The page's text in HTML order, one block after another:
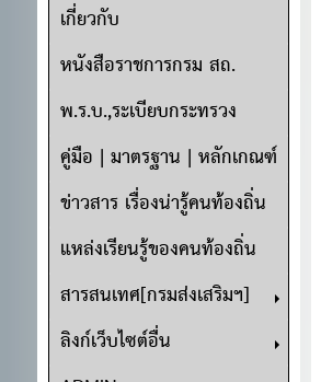
เกี่ยวกับ
หนังสือราชการกรม สถ.
พ.ร.บ.,ระเบียบกระทรวง
คู่มือ | มาตรฐาน | หลักเกณฑ์
ข่าวสาร เรื่องน่ารู้คนท้องถิ่น
แหล่งเรียนรู้ของคนท้องถิ่น
สารสนเทศ[กรมส่งเสริมฯ]
ลิงก์เว็บไซต์อื่น